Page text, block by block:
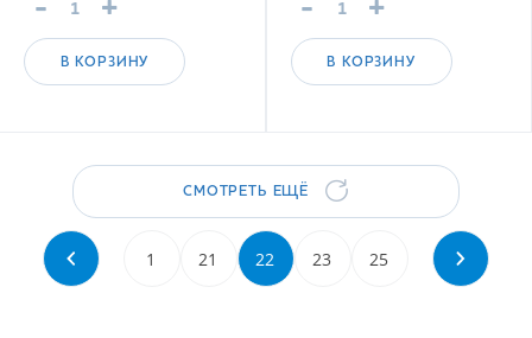
- +
В КОРЗИНУ
- +
В КОРЗИНУ
СМОТРЕТЬ ЕЩЁ
1 21 22 23 25